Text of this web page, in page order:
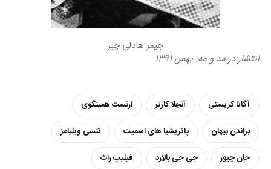
جیمز هادلی چیز
انتشار در مد و مه: بهمن 1391
آگاتا کریستی آنجلا کارتر
ارنست همینگوی
براندن بیهان
پاتریشیا های اسمیت
تنسی ویلیامز
جان چیور
جی جی بالارد
فیلیپ راث